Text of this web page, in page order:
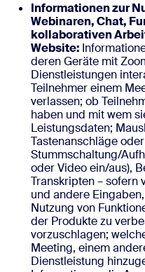
Informationen zur
Webinaren, Chat,
kollaborativen
Website:
deren Geräte mit
Dienstleistungen
Teilnehmer einem
verlassen; ob
haben und mit wem
Leistungsdaten;
Tastenanschläge
Stummschaltung/
oder Video ein/aus),
Transkripten – sofern
und andere
Nutzung von
der Produkte zu
vorzuschlagen;
Meeting, einem
Dienstleistung